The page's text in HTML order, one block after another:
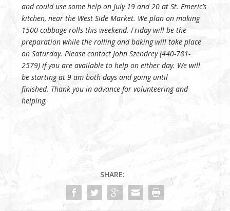
and could use some help on July 19 and 20 at St. Emeric’s
kitchen, near the West Side Market. We plan on making
1500 cabbage rolls this weekend. Friday will be the
preparation while the rolling and baking will take place
on Saturday. Please contact John Szendrey (440-781-
2579) if you are available to help on either day. We will
be starting at 9 am both days and going until
finished. Thank you in advance for volunteering and
helping.
SHARE: